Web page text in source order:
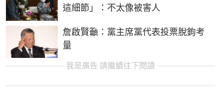
這細節」：不太像被害人
詹啟賢籲：黨主席黨代表投票脫鉤考
量
我是廣告 請繼續往下閱讀